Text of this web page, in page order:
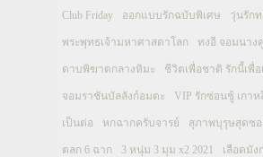
Club Friday ออกแบบรักฉบับพิเศษ วุ่นรัก
พระพุทธเจ้ามหาศาสดาโลก ทงอี จอมนาง
ดาบพิฆาตกลางหิมะ ชีวิตเพื่อชาติ รักนี้เพื่อ
จอมราชันบัลลังก์อมตะ VIP รักซ่อนชู้ เกาห
เป็นต่อ หกฉากครับจารย์ สุภาพบุรุษสุดซอ
ตลก 6 ฉาก 3 หนุ่ม 3 มุม x2 2021 เลือดมัง